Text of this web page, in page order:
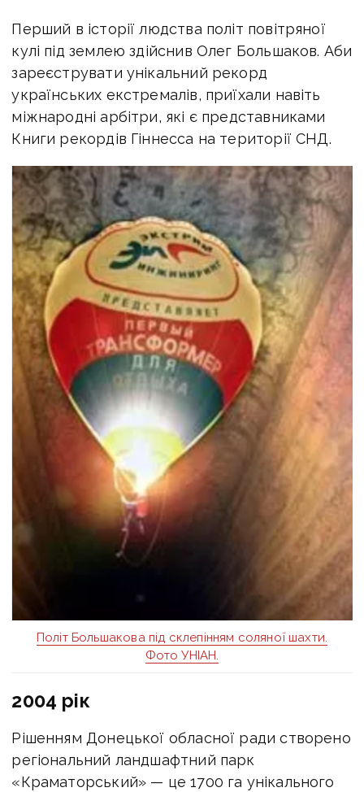
Перший в історії людства політ повітряної
кулі під землею здійснив Олег Большаков. Аби
зареєструвати унікальний рекорд
українських екстремалів, приїхали навіть
міжнародні арбітри, які є представниками
Книги рекордів Гіннесса на території СНД.
Полiт Большакова пiд склепiнням соляної шахти.
Фото УНІАН.
2004 рік
Рішенням Донецької обласної ради створено
регіональний ландшафтний парк
«Краматорський» — це 1700 га унікального